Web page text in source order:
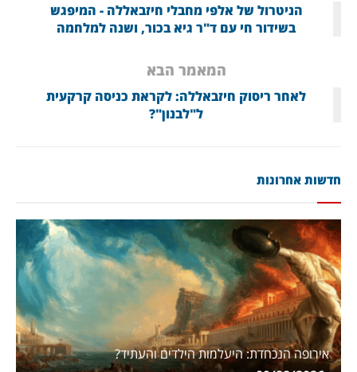
הניטרול של אלפי מחבלי חיזבאללה - המיפגש
בשידור חי עם ד"ר גיא בכור, ושנה למלחמה
המאמר הבא
לאחר ריסוק חיזבאללה: לקראת כניסה קרקעית
ל"לבנון"?
חדשות אחרונות
אירופה הנכחדת: היעלמות הילדים והעתיד?